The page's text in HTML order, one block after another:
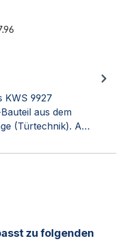
KWS 9927
aus dem
(Türtechnik). A…
zu folgenden